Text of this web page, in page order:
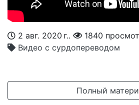
2 авг. 2020 г..
1840
Видео с сурдопереводом
Полный